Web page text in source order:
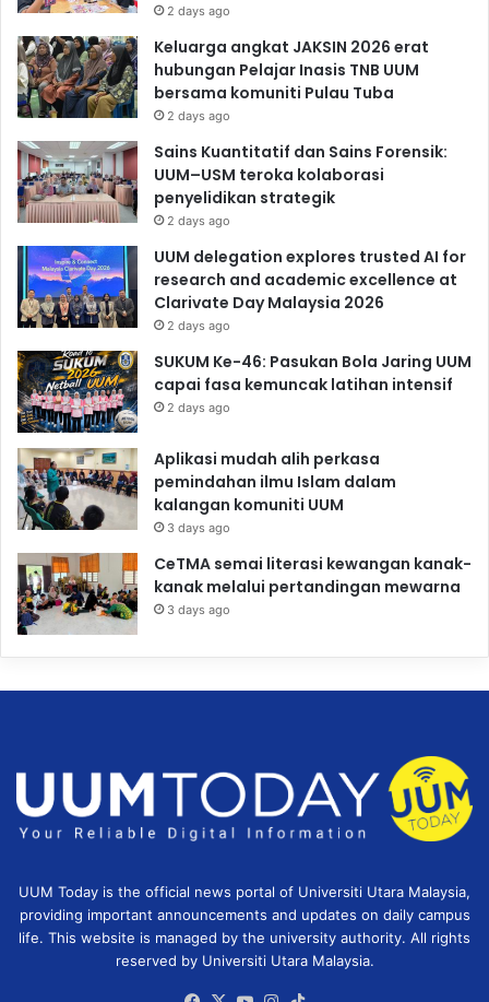
2 days ago
Keluarga angkat JAKSIN 2026 erat
hubungan Pelajar Inasis TNB UUM
bersama komuniti Pulau Tuba
2 days ago
Sains Kuantitatif dan Sains Forensik:
UUM–USM teroka kolaborasi
penyelidikan strategik
2 days ago
UUM delegation explores trusted AI for
research and academic excellence at
Clarivate Day Malaysia 2026
2 days ago
SUKUM Ke-46: Pasukan Bola Jaring UUM
capai fasa kemuncak latihan intensif
2 days ago
Aplikasi mudah alih perkasa
pemindahan ilmu Islam dalam
kalangan komuniti UUM
3 days ago
CeTMA semai literasi kewangan kanak-
kanak melalui pertandingan mewarna
3 days ago
UUM Today is the official news portal of Universiti Utara Malaysia,
providing important announcements and updates on daily campus
life. This website is managed by the university authority. All rights
reserved by Universiti Utara Malaysia.